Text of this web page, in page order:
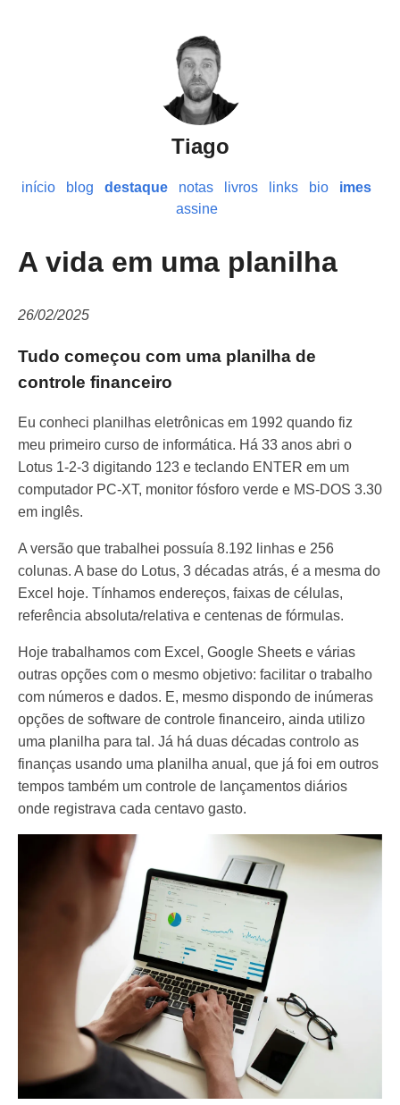
Tiago
início blog destaque notas livros links bio
imes
assine
A vida em uma planilha
26/02/2025
Tudo começou com uma planilha de
controle financeiro
Eu conheci planilhas eletrônicas em 1992 quando fiz
meu primeiro curso de informática. Há 33 anos abri o
Lotus 1-2-3 digitando 123 e teclando ENTER em um
computador PC-XT, monitor fósforo verde e MS-DOS 3.30
em inglês.
A versão que trabalhei possuía 8.192 linhas e 256
colunas. A base do Lotus, 3 décadas atrás, é a mesma do
Excel hoje. Tínhamos endereços, faixas de células,
referência absoluta/relativa e centenas de fórmulas.
Hoje trabalhamos com Excel, Google Sheets e várias
outras opções com o mesmo objetivo: facilitar o trabalho
com números e dados. E, mesmo dispondo de inúmeras
opções de software de controle financeiro, ainda utilizo
uma planilha para tal. Já há duas décadas controlo as
finanças usando uma planilha anual, que já foi em outros
tempos também um controle de lançamentos diários
onde registrava cada centavo gasto.